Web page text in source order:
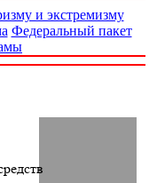
и экстремизму
Федеральный пакет